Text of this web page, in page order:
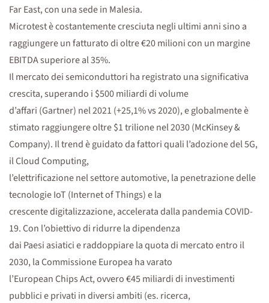
Far East, con una sede in Malesia.
Microtest è costantemente cresciuta negli ultimi anni sino a
raggiungere un fatturato di oltre €20 milioni con un margine
EBITDA superiore al 35%.
Il mercato dei semiconduttori ha registrato una significativa
crescita, superando i $500 miliardi di volume
d’affari (Gartner) nel 2021 (+25,1% vs 2020), e globalmente è
stimato raggiungere oltre $1 trilione nel 2030 (McKinsey &
Company). Il trend è guidato da fattori quali l’adozione del 5G,
il Cloud Computing,
l’elettrificazione nel settore automotive, la penetrazione delle
tecnologie IoT (Internet of Things) e la
crescente digitalizzazione, accelerata dalla pandemia COVID-
19. Con l’obiettivo di ridurre la dipendenza
dai Paesi asiatici e raddoppiare la quota di mercato entro il
2030, la Commissione Europea ha varato
l’European Chips Act, ovvero €45 miliardi di investimenti
pubblici e privati in diversi ambiti (es. ricerca,